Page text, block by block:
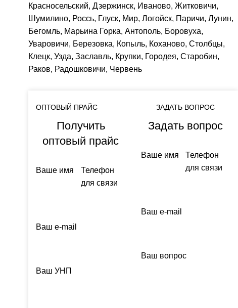
Красносельский, Дзержинск, Иваново, Житковичи,
Шумилино, Россь, Глуск, Мир, Логойск, Паричи, Лунин,
Бегомль, Марьина Горка, Антополь, Боровуха,
Уваровичи, Березовка, Копыль, Коханово, Столбцы,
Клецк, Узда, Заславль, Крупки, Городея, Старобин,
Раков, Радошковичи, Червень
ОПТОВЫЙ ПРАЙС
Получить
оптовый прайс
Ваше имя
Телефон
для связи
Ваш e-mail
Ваш УНП
ЗАДАТЬ ВОПРОС
Задать вопрос
Ваше имя
Телефон
для связи
Ваш e-mail
Ваш вопрос